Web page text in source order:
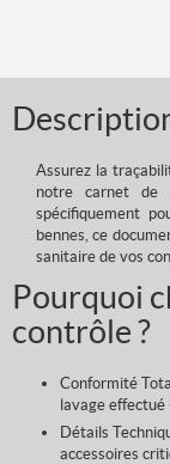
Assurez la
notre carnet de
spécifiquement
bennes, ce
sanitaire de vos
Pourquoi
contrôle ?
Conformité
lavage effectué
Détails
accessoires